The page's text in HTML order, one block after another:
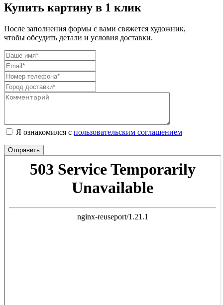
Купить картину в 1 клик
После заполнения формы с вами свяжется художник,
чтобы обсудить детали и условия доставки.
Я ознакомился с пользовательским соглашением